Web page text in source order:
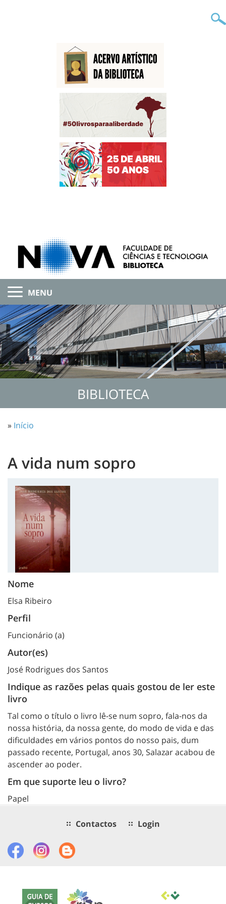
MENU
BIBLIOTECA
» Início
A vida num sopro
Nome
Elsa Ribeiro
Perfil
Funcionário (a)
Autor(es)
José Rodrigues dos Santos
Indique as razões pelas quais gostou de ler este
livro
Tal como o título o livro lê-se num sopro, fala-nos da
nossa história, da nossa gente, do modo de vida e das
dificuldades em vários pontos do nosso pais, dum
passado recente, Portugal, anos 30, Salazar acabou de
ascender ao poder.
Em que suporte leu o livro?
Papel
Contactos Login